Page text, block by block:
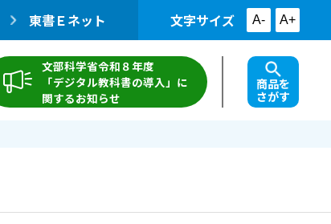
東書Ｅネット 文字サイズ A- A+
文部科学省令和８年度
「デジタル教科書の導入」に
関するお知らせ
商品を
さがす